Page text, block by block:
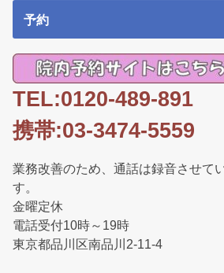
予約
TEL:0120-489-891
携帯:03-3474-5559
業務改善のため、通話は録音させて
す。
金曜定休
電話受付10時～19時
東京都品川区南品川2-11-4